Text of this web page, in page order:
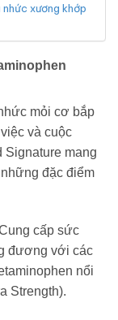
xương khớp
mỏi cơ bắp
và cuộc
mang
đặc điểm
cấp sức
đương với các
nổi
Strength).